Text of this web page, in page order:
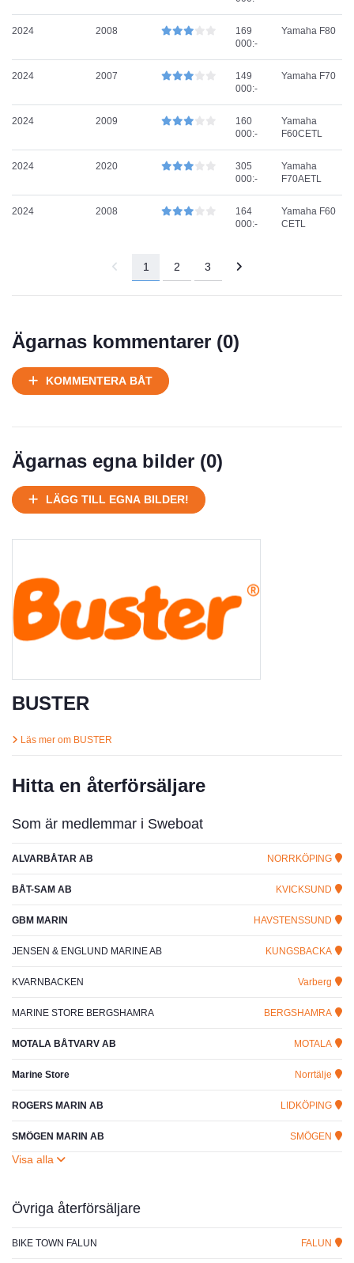
2024 2008
169
000:-
Yamaha F80
2024 2007
149
000:-
Yamaha F70
2024 2009
160
000:-
Yamaha
F60CETL
2024 2020
305
000:-
Yamaha
F70AETL
2024 2008
164
000:-
Yamaha F60
CETL
1 2 3
Ägarnas kommentarer (0)
KOMMENTERA BÅT
Ägarnas egna bilder (0)
LÄGG TILL EGNA BILDER!
BUSTER
Läs mer om BUSTER
Hitta en återförsäljare
Som är medlemmar i Sweboat
ALVARBÅTAR AB NORRKÖPING
BÅT-SAM AB KVICKSUND
GBM MARIN HAVSTENSSUND
JENSEN & ENGLUND MARINE AB KUNGSBACKA
KVARNBACKEN Varberg
MARINE STORE BERGSHAMRA BERGSHAMRA
MOTALA BÅTVARV AB MOTALA
Marine Store Norrtälje
ROGERS MARIN AB LIDKÖPING
SMÖGEN MARIN AB SMÖGEN
Övriga återförsäljare
BIKE TOWN FALUN FALUN